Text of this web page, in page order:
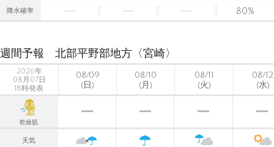
降水確率 80%
週間予報 北部平野部地方〈宮崎〉
2026年
08月07日
18時発表
08/09
(日)
08/10
(月)
08/11
(火)
08/12
(水)
乾燥肌
天気